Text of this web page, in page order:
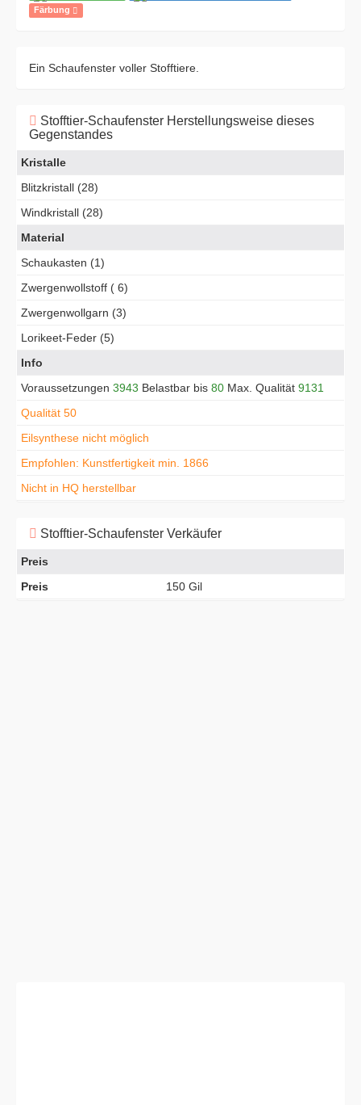
Färbung
Ein Schaufenster voller Stofftiere.
Stofftier-Schaufenster Herstellungsweise dieses
Gegenstandes
Kristalle
Blitzkristall (28)
Windkristall (28)
Material
Schaukasten (1)
Zwergenwollstoff ( 6)
Zwergenwollgarn (3)
Lorikeet-Feder (5)
Info
Voraussetzungen 3943 Belastbar bis 80 Max. Qualität 9131
Qualität 50
Eilsynthese nicht möglich
Empfohlen: Kunstfertigkeit min. 1866
Nicht in HQ herstellbar
Stofftier-Schaufenster Verkäufer
Preis
Preis
150 Gil